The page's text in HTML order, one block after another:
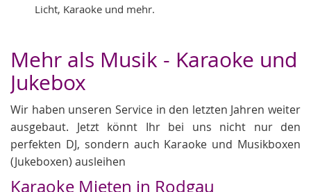
Licht, Karaoke und mehr.
Mehr als Musik - Karaoke und
Jukebox
Wir haben unseren Service in den letzten Jahren weiter
ausgebaut. Jetzt könnt Ihr bei uns nicht nur den
perfekten DJ, sondern auch Karaoke und Musikboxen
(Jukeboxen) ausleihen
Karaoke Mieten in Rodgau